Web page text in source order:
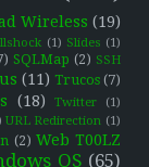
Wireless (19)
(1) Slides (1)
SQLMap (2) SSH
(11) Trucos (7)
(18) Twitter (1)
URL Redirection (1)
(2) Web T00LZ
OS (65)